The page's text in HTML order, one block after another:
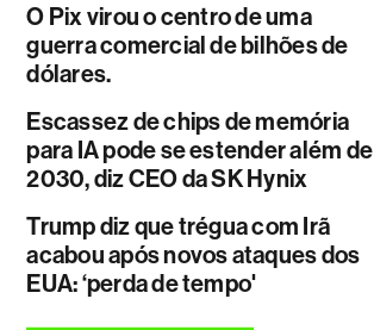
O Pix virou o centro de uma
guerra comercial de bilhões de
dólares.
Escassez de chips de memória
para IA pode se estender além de
2030, diz CEO da SK Hynix
Trump diz que trégua com Irã
acabou após novos ataques dos
EUA: ‘perda de tempo'